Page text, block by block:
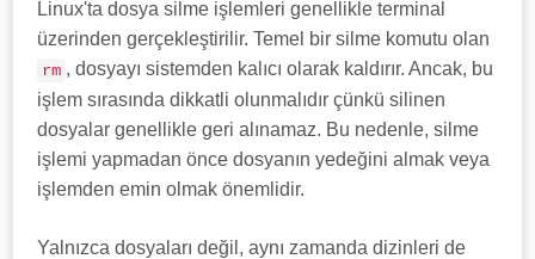
Linux'ta dosya silme işlemleri genellikle terminal
üzerinden gerçekleştirilir. Temel bir silme komutu olan
rm , dosyayı sistemden kalıcı olarak kaldırır. Ancak, bu
işlem sırasında dikkatli olunmalıdır çünkü silinen
dosyalar genellikle geri alınamaz. Bu nedenle, silme
işlemi yapmadan önce dosyanın yedeğini almak veya
işlemden emin olmak önemlidir.
Yalnızca dosyaları değil, aynı zamanda dizinleri de